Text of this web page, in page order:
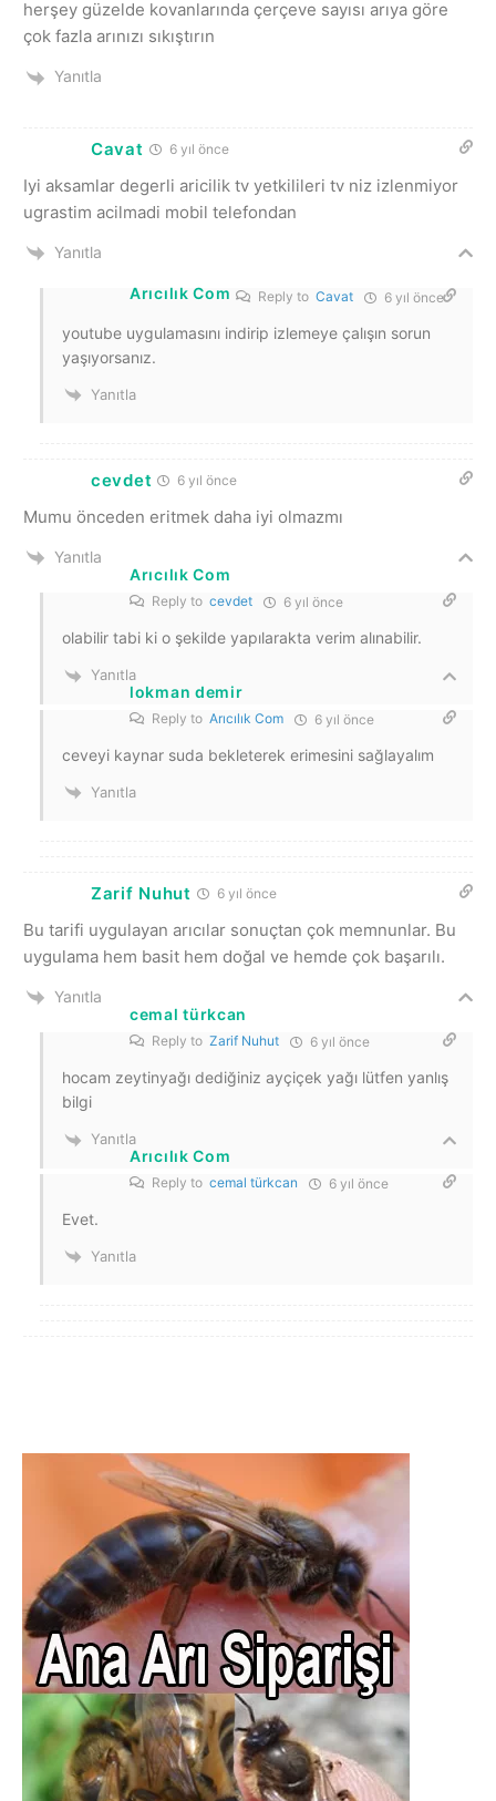
herşey güzelde kovanlarında çerçeve sayısı arıya göre
çok fazla arınızı sıkıştırın
Yanıtla
Cavat 6 yıl önce
Iyi aksamlar degerli aricilik tv yetkilileri tv niz izlenmiyor
ugrastim acilmadi mobil telefondan
Yanıtla
Arıcılık Com Reply toCavat 6 yıl önce
youtube uygulamasını indirip izlemeye çalışın sorun
yaşıyorsanız.
Yanıtla
cevdet 6 yıl önce
Mumu önceden eritmek daha iyi olmazmı
Yanıtla
Arıcılık Com
Reply to cevdet 6 yıl önce
olabilir tabi ki o şekilde yapılarakta verim alınabilir.
Yanıtla
lokman demir
Reply to Arıcılık Com 6 yıl önce
ceveyi kaynar suda bekleterek erimesini sağlayalım
Yanıtla
Zarif Nuhut 6 yıl önce
Bu tarifi uygulayan arıcılar sonuçtan çok memnunlar. Bu
uygulama hem basit hem doğal ve hemde çok başarılı.
Yanıtla
cemal türkcan
Reply to Zarif Nuhut 6 yıl önce
hocam zeytinyağı dediğiniz ayçiçek yağı lütfen yanlış
bilgi
Yanıtla
Arıcılık Com
Reply to cemal türkcan 6 yıl önce
Evet.
Yanıtla